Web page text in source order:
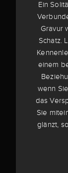
Ein
Gravur
Schatz.
einem
wenn
das
Sie
glänzt,